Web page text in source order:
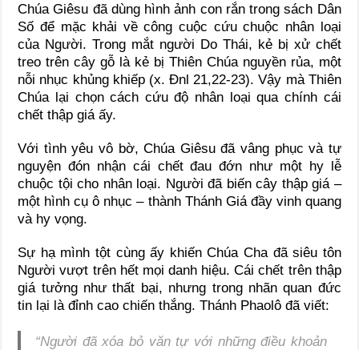
Chúa Giêsu đã dùng hình ảnh con rắn trong sách Dân
Số để mặc khải về công cuộc cứu chuộc nhân loại
của Người. Trong mắt người Do Thái, kẻ bị xử chết
treo trên cây gỗ là kẻ bị Thiên Chúa nguyền rủa, một
nỗi nhục khủng khiếp (x. Đnl 21,22-23). Vậy mà Thiên
Chúa lại chọn cách cứu độ nhân loại qua chính cái
chết thập giá ấy.
Với tình yêu vô bờ, Chúa Giêsu đã vâng phục và tự
nguyện đón nhận cái chết đau đớn như một hy lễ
chuộc tội cho nhân loại. Người đã biến cây thập giá –
một hình cụ ô nhục – thành Thánh Giá đầy vinh quang
và hy vọng.
Sự hạ mình tột cùng ấy khiến Chúa Cha đã siêu tôn
Người vượt trên hết mọi danh hiệu. Cái chết trên thập
giá tưởng như thất bại, nhưng trong nhãn quan đức
tin lại là đỉnh cao chiến thắng. Thánh Phaolô đã viết:
“Người đã xóa bỏ văn tự với những điều khoản